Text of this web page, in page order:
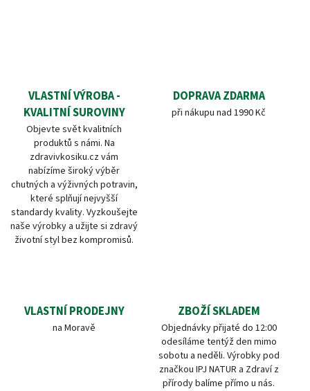
VLASTNÍ VÝROBA -
KVALITNÍ SUROVINY
Objevte svět kvalitních
produktů s námi. Na
zdravivkosiku.cz vám
nabízíme široký výběr
chutných a výživných potravin,
které splňují nejvyšší
standardy kvality. Vyzkoušejte
naše výrobky a užijte si zdravý
životní styl bez kompromisů.
DOPRAVA ZDARMA
při nákupu nad 1990 Kč
VLASTNÍ PRODEJNY
na Moravě
ZBOŽÍ SKLADEM
Objednávky přijaté do 12:00
odesíláme tentýž den mimo
sobotu a neděli. Výrobky pod
značkou IPJ NATUR a Zdraví z
přírody balíme přímo u nás.